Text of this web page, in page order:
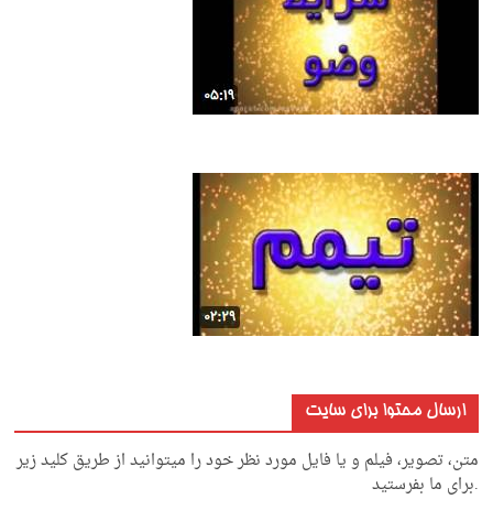
ارسال محتوا برای سایت
متن، تصویر، فیلم و یا فایل مورد نظر خود را میتوانید از طریق کلید زیر
.برای ما بفرستید